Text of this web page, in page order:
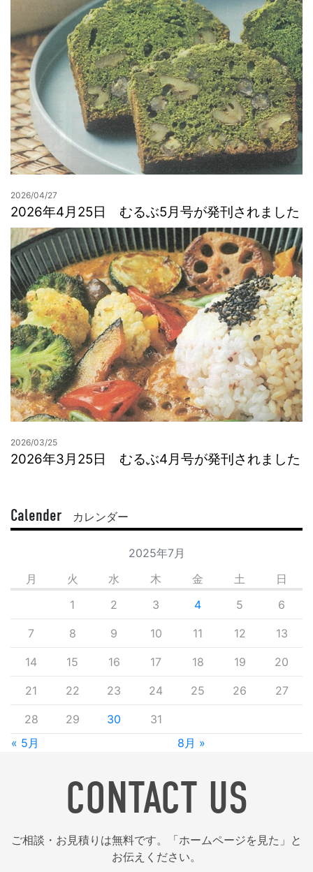
2026/04/27
2026年4月25日 むるぶ5月号が発刊されました
2026/03/25
2026年3月25日 むるぶ4月号が発刊されました
Calender カレンダー
2025年7月
月
火 水 木 金 土 日
« 5月 8月 »
1 2 3 4 5 6
7 8 9 10 11 12 13
14 15 16 17 18 19 20
21 22 23 24 25 26 27
28 29 30 31
CONTACT US
ご相談・お見積りは無料です。「ホームページを見た」と
お伝えください。